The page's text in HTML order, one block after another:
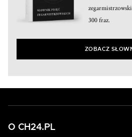
300 fraz.
ZOBACZ
O CH24.PL